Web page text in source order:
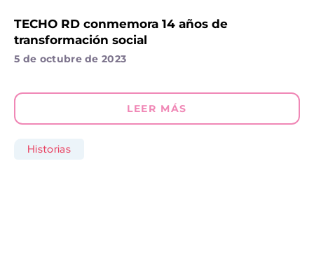
TECHO RD conmemora 14 años de
transformación social
5 de octubre de 2023
LEER MÁS
Historias